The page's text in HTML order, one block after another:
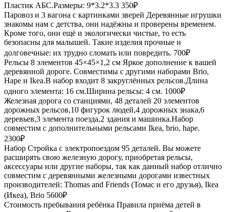
Пластик АБС.Размеры: 9*3.2*3.3 350₽
Паровоз и 3 вагона с картинками зверей Деревянные игрушки
знакомы нам с детства, они надёжны и проверены временем.
Кроме того, они ещё и экологически чистые, то есть
безопасны для малышей. Такие изделия прочные и
долговечные: их трудно сломать или повредить. 700₽
Рельсы 8 элементов 45×45×1,2 см Яркое дополнение к вашей
деревянной дороге. Совместимы с другими наборами Brio,
Hape и Ikea.В набор входит 8 закруглённых рельсов.Длина
одного элемента: 16 см.Ширина рельсы: 4 см. 1000₽
Железная дорога со станциями, 48 деталей 20 элементов
дорожных рельсов,10 фигурок людей,4 дорожных знака,6
деревьев,3 элемента поезда,2 здания и машинка.Набор
совместим с дополнительными рельсами Ikea, brio, hape.
2300₽
Набор Стройка с электропоездом 95 деталей. Вы можете
расширять свою железную дорогу, приобретая рельсы,
аксессуары или другие наборы, так как данный набор отлично
совместим с деревянными железными дорогами известных
производителей: Thomas and Friends (Томас и его друзья), Ikea
(Икеа), Brio 5600₽
Стоимость пребывания ребёнка Правила приёма детей в